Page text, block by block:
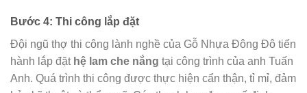
Bước 4: Thi công lắp đặt
Đội ngũ thợ thi công lành nghề của Gỗ Nhựa Đông Đô tiến
hành lắp đặt hệ lam che nắng tại công trình của anh Tuấn
Anh. Quá trình thi công được thực hiện cẩn thận, tỉ mỉ, đảm